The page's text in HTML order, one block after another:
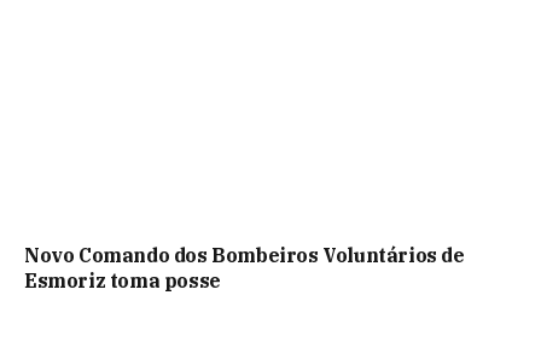
Novo Comando dos Bombeiros Voluntários de
Esmoriz toma posse